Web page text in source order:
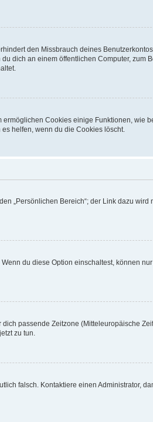
den Missbrauch deines
dich an einem öffentlichen Computer, zum
ermöglichen Cookies einige Funktionen, wie
helfen, wenn du die Cookies löscht.
„Persönlichen Bereich“; der Link dazu wird
du diese Option einschaltest, können
passende Zeitzone (Mitteleuropäische
zu tun.
falsch. Kontaktiere einen Administrator,